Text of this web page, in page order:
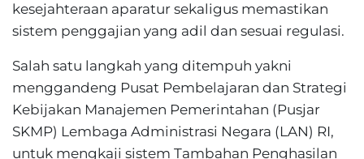
kesejahteraan aparatur sekaligus memastikan
sistem penggajian yang adil dan sesuai regulasi.
Salah satu langkah yang ditempuh yakni
menggandeng Pusat Pembelajaran dan Strategi
Kebijakan Manajemen Pemerintahan (Pusjar
SKMP) Lembaga Administrasi Negara (LAN) RI,
untuk mengkaji sistem Tambahan Penghasilan